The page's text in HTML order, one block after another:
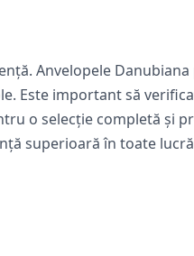
Anvelopele
Este important să
o selecție completă și
superioară în toate